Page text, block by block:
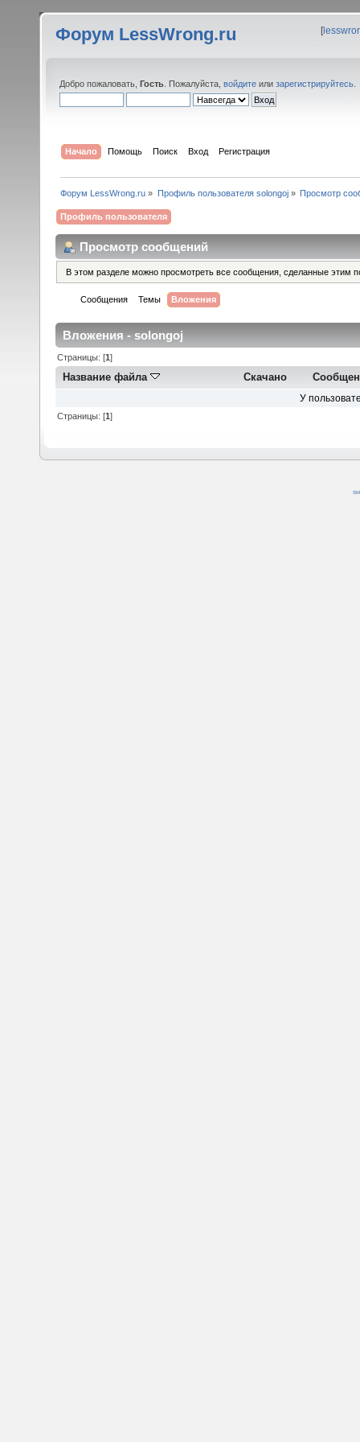
Форум LessWrong.ru [
Добро пожаловать, Гость . Пожалуйста, войдите или зарегистрируйтесь
Начало Помощь Поиск Вход Регистрация
Форум LessWrong.ru » Профиль пользователя solongoj» Просмотр
Профиль пользователя
Просмотр сообщений
В этом разделе можно просмотреть все сообщения, сделанные этим
Сообщения Темы Вложения
Вложения - solongoj
Страницы: [1]
Название файла Скачано
У
Страницы: [1]